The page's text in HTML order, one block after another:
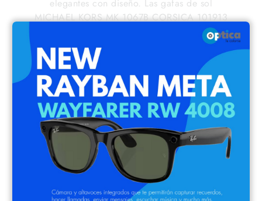
elegantes con diseño. Las gafas de sol
MICHAEL KORS MK 1067B CORSICA 101913
son uno de los modelos más deseados de la
marca Michael Kors. Este modelo de gafas sol
para mujer sigue el estilo de las gafas ojos de
gato, tiene un color de montura Dorado y
están fabricadas en acetato y metal. El tipo de
montura de estas gafas MICHAEL KORS MK
1067B CORSICA 101913 es una montura
completa. Las MICHAEL KORS MK 1067B
CORSICA 101913 tienen un calibre de 55mm.,
un puente de 18mm. y unas varillas con una
longitud de 140mm.
*Puedes graduar tus gafas de sol con lentes